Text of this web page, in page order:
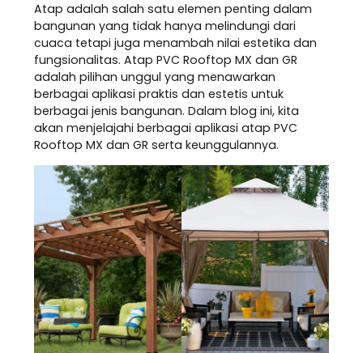
Atap adalah salah satu elemen penting dalam
bangunan yang tidak hanya melindungi dari
cuaca tetapi juga menambah nilai estetika dan
fungsionalitas. Atap PVC Rooftop MX dan GR
adalah pilihan unggul yang menawarkan
berbagai aplikasi praktis dan estetis untuk
berbagai jenis bangunan. Dalam blog ini, kita
akan menjelajahi berbagai aplikasi atap PVC
Rooftop MX dan GR serta keunggulannya.